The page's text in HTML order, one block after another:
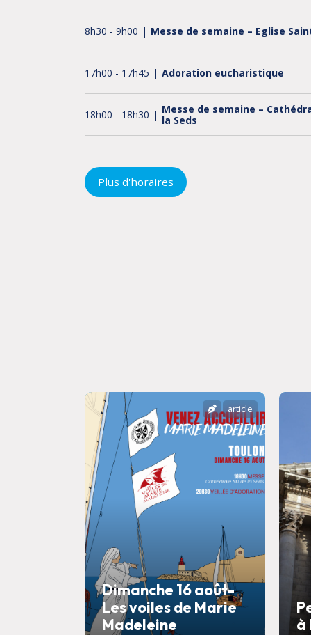
8h30 - 9h00 Messe de semaine – Eglise
17h00 - 17h45 Adoration eucharistique
18h00 - 18h30
Messe de semaine –
la Seds
Plus d'horaires
Dimanche 16 août-
Les voiles de Marie
Madeleine
article
à